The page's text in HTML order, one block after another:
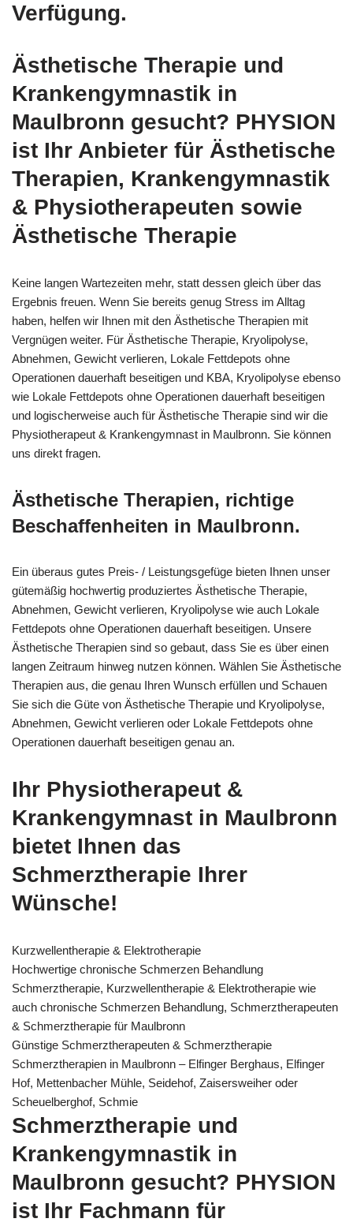
Verfügung.
Ästhetische Therapie und
Krankengymnastik in
Maulbronn gesucht? PHYSION
ist Ihr Anbieter für Ästhetische
Therapien, Krankengymnastik
& Physiotherapeuten sowie
Ästhetische Therapie
Keine langen Wartezeiten mehr, statt dessen gleich über das
Ergebnis freuen. Wenn Sie bereits genug Stress im Alltag
haben, helfen wir Ihnen mit den Ästhetische Therapien mit
Vergnügen weiter. Für Ästhetische Therapie, Kryolipolyse,
Abnehmen, Gewicht verlieren, Lokale Fettdepots ohne
Operationen dauerhaft beseitigen und KBA, Kryolipolyse ebenso
wie Lokale Fettdepots ohne Operationen dauerhaft beseitigen
und logischerweise auch für Ästhetische Therapie sind wir die
Physiotherapeut & Krankengymnast in Maulbronn. Sie können
uns direkt fragen.
Ästhetische Therapien, richtige
Beschaffenheiten in Maulbronn.
Ein überaus gutes Preis- / Leistungsgefüge bieten Ihnen unser
gütemäßig hochwertig produziertes Ästhetische Therapie,
Abnehmen, Gewicht verlieren, Kryolipolyse wie auch Lokale
Fettdepots ohne Operationen dauerhaft beseitigen. Unsere
Ästhetische Therapien sind so gebaut, dass Sie es über einen
langen Zeitraum hinweg nutzen können. Wählen Sie Ästhetische
Therapien aus, die genau Ihren Wunsch erfüllen und Schauen
Sie sich die Güte von Ästhetische Therapie und Kryolipolyse,
Abnehmen, Gewicht verlieren oder Lokale Fettdepots ohne
Operationen dauerhaft beseitigen genau an.
Ihr Physiotherapeut &
Krankengymnast in Maulbronn
bietet Ihnen das
Schmerztherapie Ihrer
Wünsche!
Kurzwellentherapie & Elektrotherapie
Hochwertige chronische Schmerzen Behandlung
Schmerztherapie, Kurzwellentherapie & Elektrotherapie wie
auch chronische Schmerzen Behandlung, Schmerztherapeuten
& Schmerztherapie für Maulbronn
Günstige Schmerztherapeuten & Schmerztherapie
Schmerztherapien in Maulbronn – Elfinger Berghaus, Elfinger
Hof, Mettenbacher Mühle, Seidehof, Zaisersweiher oder
Scheuelberghof, Schmie
Schmerztherapie und
Krankengymnastik in
Maulbronn gesucht? PHYSION
ist Ihr Fachmann für